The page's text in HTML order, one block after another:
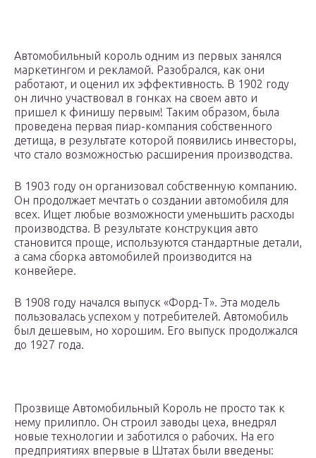
Автомобильный король одним из первых занялся
маркетингом и рекламой. Разобрался, как они
работают, и оценил их эффективность. В 1902 году
он лично участвовал в гонках на своем авто и
пришел к финишу первым! Таким образом, была
проведена первая пиар-компания собственного
детища, в результате которой появились инвесторы,
что стало возможностью расширения производства.
В 1903 году он организовал собственную компанию.
Он продолжает мечтать о создании автомобиля для
всех. Ищет любые возможности уменьшить расходы
производства. В результате конструкция авто
становится проще, используются стандартные детали,
а сама сборка автомобилей производится на
конвейере.
В 1908 году начался выпуск «Форд-Т». Эта модель
пользовалась успехом у потребителей. Автомобиль
был дешевым, но хорошим. Его выпуск продолжался
до 1927 года.
Прозвище Автомобильный Король не просто так к
нему прилипло. Он строил заводы цеха, внедрял
новые технологии и заботился о рабочих. На его
предприятиях впервые в Штатах были введены: